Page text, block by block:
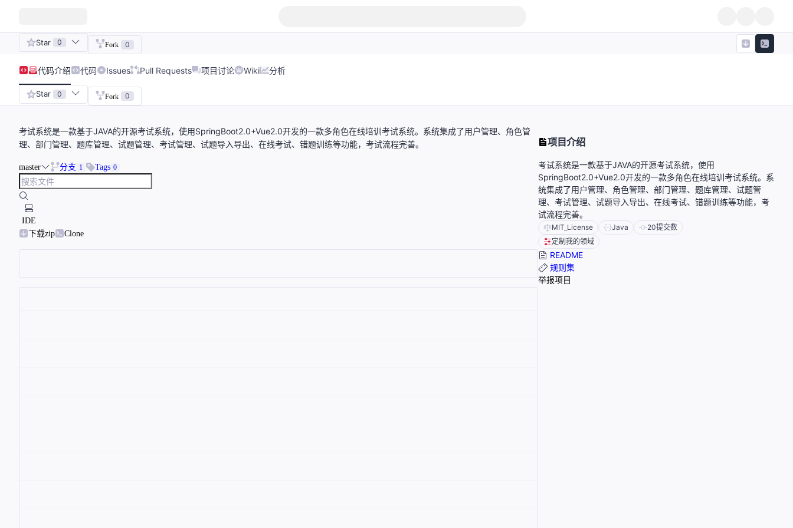
Star 0 Fork 0
代码介绍 代码 Issues Pull Requests 项目讨论 Wiki 分析
Star 0 Fork 0
考试系统是一款基于JAVA的开源考试系统，使用SpringBoot2.0+Vue2.0开发的一款多角色在线培训考试系统。系统集成了用户管理、角色管
理、部门管理、题库管理、试题管理、考试管理、试题导入导出、在线考试、错题训练等功能，考试流程完善。
master 分支 1 Tags 0
IDE
下载zip
Clone
项目介绍
考试系统是一款基于JAVA的开源考试系统，使用
SpringBoot2.0+Vue2.0开发的一款多角色在线培训考试系统。系
统集成了用户管理、角色管理、部门管理、题库管理、试题管
理、考试管理、试题导入导出、在线考试、错题训练等功能，考
试流程完善。
MIT_License Java 20提交数
定制我的领域
README
规则集
举报项目